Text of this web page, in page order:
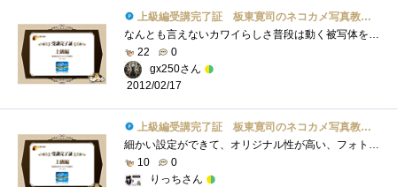
上級編受講完了証 板東寛司のネコカメ写真教室パート2
なんとも言えないカワイらしさ普段は動く被写体を撮らないため、動きのある動物写真は楽しそうだな～～！
22
0
gx250さん
2012/02/17
上級編受講完了証 板東寛司のネコカメ写真教室パート2
細かい設定ができて、オリジナル性が高い、フォトブックが作れそうです！！旅行の思い出作りとかよさそー
10
0
りっちさん